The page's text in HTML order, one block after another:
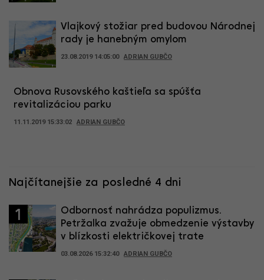
Vlajkový stožiar pred budovou Národnej
rady je hanebným omylom
23.08.2019 14:05:00 ADRIAN GUBČO
Obnova Rusovského kaštieľa sa spúšťa
revitalizáciou parku
11.11.2019 15:33:02 ADRIAN GUBČO
Najčítanejšie za posledné 4 dni
1
Odbornosť nahrádza populizmus.
Petržalka zvažuje obmedzenie výstavby
v blízkosti električkovej trate
03.08.2026 15:32:40 ADRIAN GUBČO